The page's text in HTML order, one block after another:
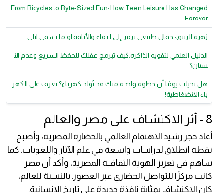
From Bicycles to Byte-Sized Fun: How Teen Leisure Has Changed
Forever
زهرة الزنبق: جمال طبيعي يرمز إلى النقاء والأناقة او ما يسمى ليلي
الدليل العلمي لتقويه الذاكره:كيف تبرمج عقلك للحفظ السريع وعدم الن
سيان؟
هل تخيلت يومًا أن خطوة واحدة منك قد تُولد كهرباء؟ تعرف على الكهر
باء الانضغاطية!
8 - أثر الاكتشاف على مصر والعالم
أعاد حجر رشيد الاهتمام العالمي بالحضارة المصرية، وأصبح
نقطة انطلاق لدراسات واسعة في علم الآثار واللغويات. كما
ساهم في تعزيز الهوية الثقافية المصرية، وأكد أن مصر
كانت مركزًا للتواصل الحضاري عبر العصور. بالنسبة للعالم،
كان الاكتشاف بمثابة نافذة جديدة على تاريخ الإنسانية.